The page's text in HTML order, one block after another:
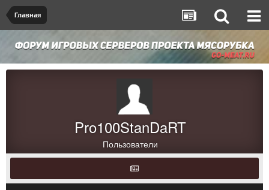
Главная
Pro100StanDaRT
Пользователи